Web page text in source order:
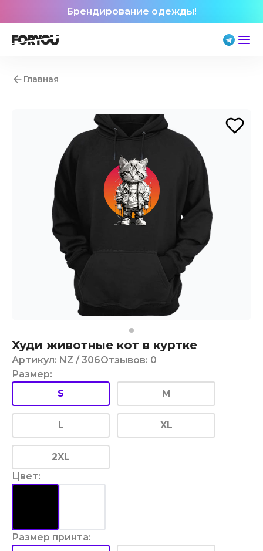
Брендирование одежды!
Главная
Худи животные кот в куртке
Артикул: NZ / 306Отзывов: 0
Размер:
S
M
L XL
2XL
Цвет:
Размер принта: